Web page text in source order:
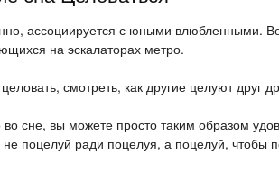
ассоциируется с юными влюбленными.
на эскалаторах метро.
смотреть, как другие целуют друг
во сне, вы можете просто таким образом
поцелуй ради поцелуя, а поцелуй, чтобы